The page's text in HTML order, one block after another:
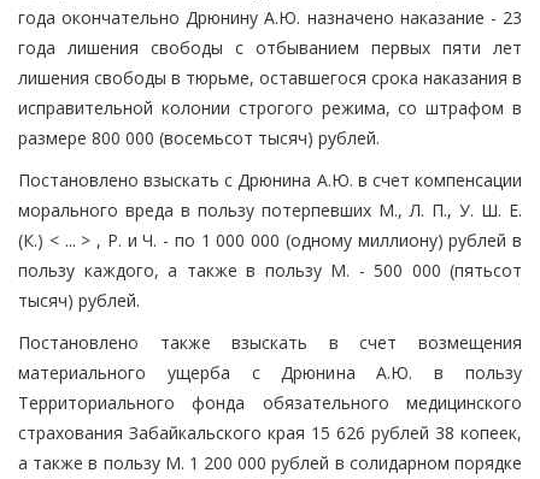
года окончательно Дрюнину А.Ю. назначено наказание - 23
года лишения свободы с отбыванием первых пяти лет
лишения свободы в тюрьме, оставшегося срока наказания в
исправительной колонии строгого режима, со штрафом в
размере 800 000 (восемьсот тысяч) рублей.
Постановлено взыскать с Дрюнина А.Ю. в счет компенсации
морального вреда в пользу потерпевших М., Л. П., У. Ш. Е.
(К.) < ... > , Р. и Ч. - по 1 000 000 (одному миллиону) рублей в
пользу каждого, а также в пользу М. - 500 000 (пятьсот
тысяч) рублей.
Постановлено также взыскать в счет возмещения
материального ущерба с Дрюнина А.Ю. в пользу
Территориального фонда обязательного медицинского
страхования Забайкальского края 15 626 рублей 38 копеек,
а также в пользу М. 1 200 000 рублей в солидарном порядке